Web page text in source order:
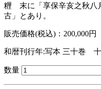
糎 末に「享保辛亥之秋八
古」とあり。
販売価格(税込)：200,000円
和暦刊行年:写本 三十巻
数量